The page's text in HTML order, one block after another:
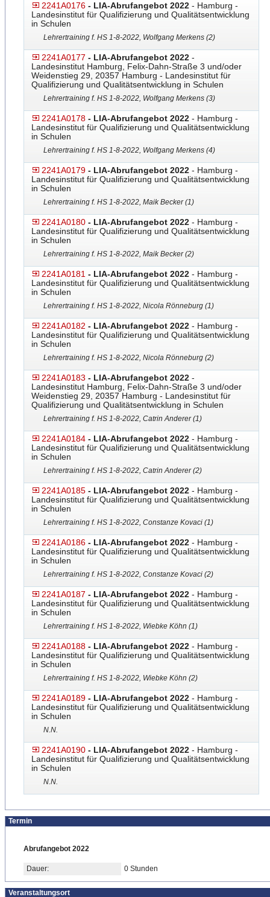
2241A0176 - LIA-Abrufangebot 2022 - Hamburg -
Landesinstitut für Qualifizierung und Qualitätsentwicklung
in Schulen
Lehrertraining f. HS 1-8-2022, Wolfgang Merkens (2)
2241A0177 - LIA-Abrufangebot 2022 -
Landesinstitut Hamburg, Felix-Dahn-Straße 3 und/oder
Weidenstieg 29, 20357 Hamburg - Landesinstitut für
Qualifizierung und Qualitätsentwicklung in Schulen
Lehrertraining f. HS 1-8-2022, Wolfgang Merkens (3)
2241A0178 - LIA-Abrufangebot 2022 - Hamburg -
Landesinstitut für Qualifizierung und Qualitätsentwicklung
in Schulen
Lehrertraining f. HS 1-8-2022, Wolfgang Merkens (4)
2241A0179 - LIA-Abrufangebot 2022 - Hamburg -
Landesinstitut für Qualifizierung und Qualitätsentwicklung
in Schulen
Lehrertraining f. HS 1-8-2022, Maik Becker (1)
2241A0180 - LIA-Abrufangebot 2022 - Hamburg -
Landesinstitut für Qualifizierung und Qualitätsentwicklung
in Schulen
Lehrertraining f. HS 1-8-2022, Maik Becker (2)
2241A0181 - LIA-Abrufangebot 2022 - Hamburg -
Landesinstitut für Qualifizierung und Qualitätsentwicklung
in Schulen
Lehrertraining f. HS 1-8-2022, Nicola Rönneburg (1)
2241A0182 - LIA-Abrufangebot 2022 - Hamburg -
Landesinstitut für Qualifizierung und Qualitätsentwicklung
in Schulen
Lehrertraining f. HS 1-8-2022, Nicola Rönneburg (2)
2241A0183 - LIA-Abrufangebot 2022 -
Landesinstitut Hamburg, Felix-Dahn-Straße 3 und/oder
Weidenstieg 29, 20357 Hamburg - Landesinstitut für
Qualifizierung und Qualitätsentwicklung in Schulen
Lehrertraining f. HS 1-8-2022, Catrin Anderer (1)
2241A0184 - LIA-Abrufangebot 2022 - Hamburg -
Landesinstitut für Qualifizierung und Qualitätsentwicklung
in Schulen
Lehrertraining f. HS 1-8-2022, Catrin Anderer (2)
2241A0185 - LIA-Abrufangebot 2022 - Hamburg -
Landesinstitut für Qualifizierung und Qualitätsentwicklung
in Schulen
Lehrertraining f. HS 1-8-2022, Constanze Kovaci (1)
2241A0186 - LIA-Abrufangebot 2022 - Hamburg -
Landesinstitut für Qualifizierung und Qualitätsentwicklung
in Schulen
Lehrertraining f. HS 1-8-2022, Constanze Kovaci (2)
2241A0187 - LIA-Abrufangebot 2022 - Hamburg -
Landesinstitut für Qualifizierung und Qualitätsentwicklung
in Schulen
Lehrertraining f. HS 1-8-2022, Wiebke Köhn (1)
2241A0188 - LIA-Abrufangebot 2022 - Hamburg -
Landesinstitut für Qualifizierung und Qualitätsentwicklung
in Schulen
Lehrertraining f. HS 1-8-2022, Wiebke Köhn (2)
2241A0189 - LIA-Abrufangebot 2022 - Hamburg -
Landesinstitut für Qualifizierung und Qualitätsentwicklung
in Schulen
N.N.
2241A0190 - LIA-Abrufangebot 2022 - Hamburg -
Landesinstitut für Qualifizierung und Qualitätsentwicklung
in Schulen
N.N.
Termin
Abrufangebot 2022
Dauer: 0 Stunden
Veranstaltungsort